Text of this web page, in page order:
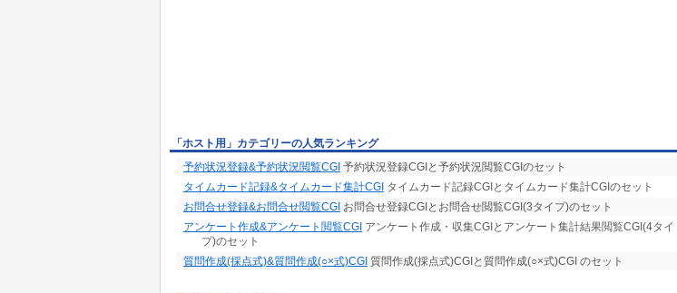
「ホスト用」カテゴリーの人気ランキング
予約状況登録&予約状況閲覧CGI 予約状況登録CGIと予約状況閲覧CGIのセット
タイムカード記録&タイムカード集計CGI タイムカード記録CGIとタイムカード集計CGIのセット
お問合せ登録&お問合せ閲覧CGI お問合せ登録CGIとお問合せ閲覧CGI(3タイプ)のセット
アンケート作成&アンケート閲覧CGI アンケート作成・収集CGIとアンケート集計結果閲覧CGI(4タイ
プ)のセット
質問作成(採点式)&質問作成(○×式)CGI 質問作成(採点式)CGIと質問作成(○×式)CGI のセット